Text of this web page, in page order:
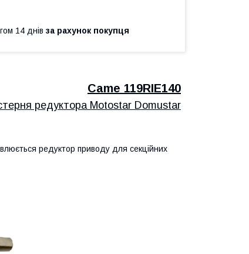
14 днів за рахунок покупця
Came 119RIE140
редуктора Motostar Domustar
редуктор приводу для секційних